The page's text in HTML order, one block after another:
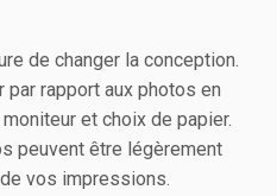
de changer la conception.
rapport aux photos en
et choix de papier.
peuvent être légèrement
vos impressions.